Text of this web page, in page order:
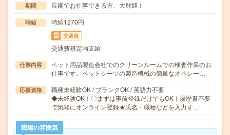
期間 長期でお仕事できる方、大歓迎！
時給 時給1270円
交通費
交通費規定内支給
仕事内容
ペット用品製造会社でのクリーンルームでの検査作業のお
仕事です。ペットシーツの製造機械の簡単なオペレー…
応募資格
職種未経験OK / ブランクOK / 英語力不要
◆未経験OK！〇まずは事前登録だけでもOK！履歴書不要
で気軽にオンライン登録★氏名・職種などを入力す…
職場の雰囲気